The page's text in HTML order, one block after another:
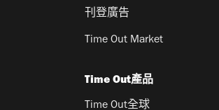
刊登廣告
Time Out Market
Time Out產品
Time Out全球